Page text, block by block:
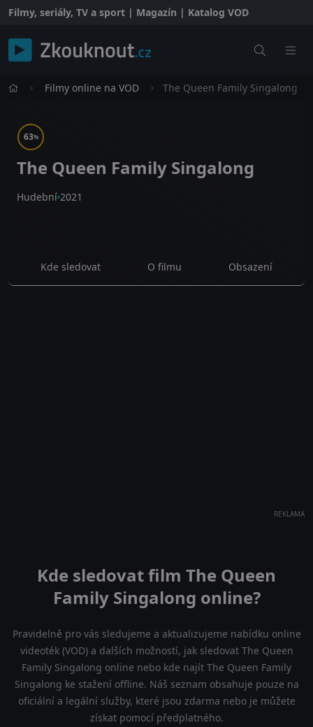
Filmy, seriály, TV a sport | Magazín | Katalog VOD
Filmy online na VOD The Queen Family Singalong
63%
The Queen Family Singalong
Hudební 2021
Kde sledovat O filmu Obsazení
REKLAMA
Kde sledovat film The Queen
Family Singalong online?
Pravidelně pro vás sledujeme a aktualizujeme nabídku online
videoték (VOD) a dalších možností, jak sledovat The Queen
Family Singalong online nebo kde najít The Queen Family
Singalong ke stažení offline. Náš seznam obsahuje pouze na
oficiální a legální služby, které jsou zdarma nebo je můžete
získat pomocí předplatného.